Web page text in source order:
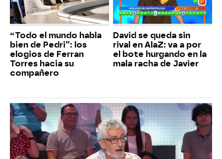
“Todo el mundo habla
bien de Pedri”: los
elogios de Ferran
Torres hacia su
compañero
David se queda sin
rival en AlaZ: va a por
el bote hurgando en la
mala racha de Javier